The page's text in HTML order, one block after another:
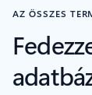
AZ ÖSSZES